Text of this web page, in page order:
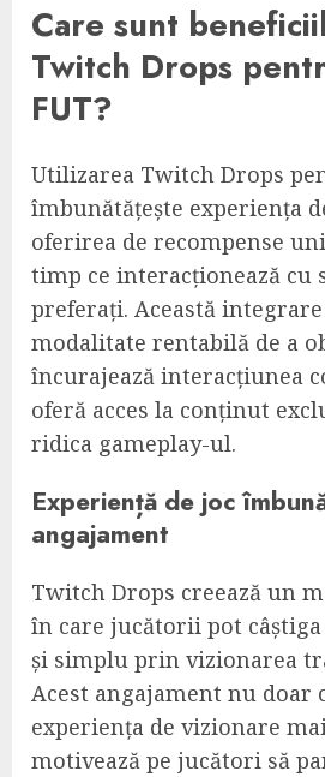
Care sunt
Twitch Drops
FUT?
Utilizarea Twitch Drops
îmbunătățește experiența
oferirea de recompense
timp ce interacționează
preferați. Această
modalitate rentabilă de a
încurajează interacțiunea
oferă acces la conținut
ridica gameplay-ul.
Experiență de joc
angajament
Twitch Drops creează un
în care jucătorii pot
și simplu prin vizionarea
Acest angajament nu doar
experiența de vizionare
motivează pe jucători să